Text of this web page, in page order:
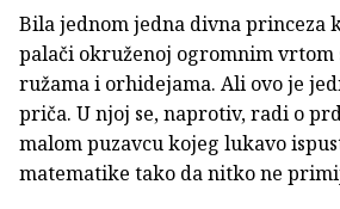
Bila jednom jedna divna princeza
palači okruženoj ogromnim vrtom
ružama i orhidejama. Ali ovo je
priča. U njoj se, naprotiv, radi o
malom puzavcu kojeg lukavo
matematike tako da nitko ne